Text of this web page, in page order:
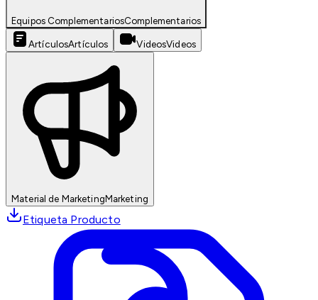
Equipos ComplementariosComplementarios
ArtículosArtículos VideosVideos
Material de MarketingMarketing
Etiqueta Producto